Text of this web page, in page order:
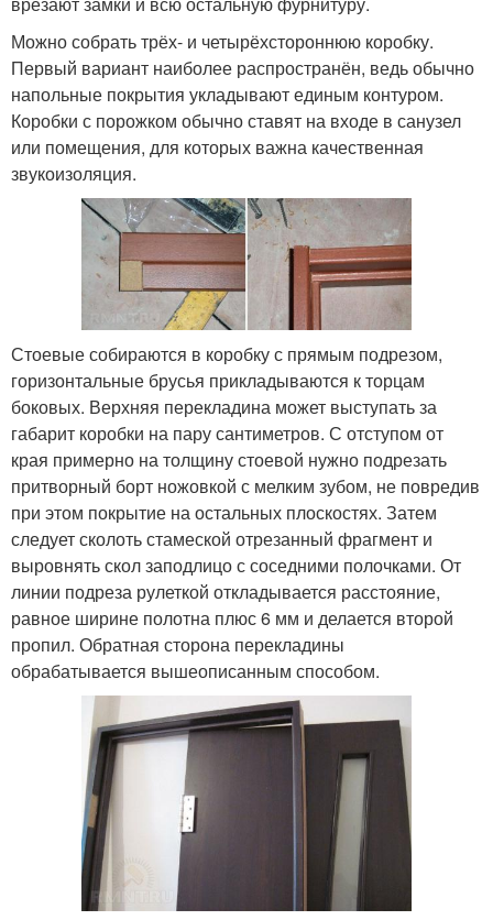
Можно собрать трёх- и четырёхстороннюю коробку.
Первый вариант наиболее распространён, ведь обычно
напольные покрытия укладывают единым контуром.
Коробки с порожком обычно ставят на входе в санузел
или помещения, для которых важна качественная
звукоизоляция.
Стоевые собираются в коробку с прямым подрезом,
горизонтальные брусья прикладываются к торцам
боковых. Верхняя перекладина может выступать за
габарит коробки на пару сантиметров. С отступом от
края примерно на толщину стоевой нужно подрезать
притворный борт ножовкой с мелким зубом, не повредив
при этом покрытие на остальных плоскостях. Затем
следует сколоть стамеской отрезанный фрагмент и
выровнять скол заподлицо с соседними полочками. От
линии подреза рулеткой откладывается расстояние,
равное ширине полотна плюс 6 мм и делается второй
пропил. Обратная сторона перекладины
обрабатывается вышеописанным способом.